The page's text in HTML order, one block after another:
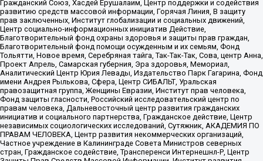
Гражданский Союз, Хасдей Ерушалаим, Центр поддержки и содействия
развитию средств массовой информации, Горячая Линия, В защиту
прав заключенных, Институт глобализации и социальных движений,
Центр социально-информационных инициатив Действие,
Благотворительный фонд охраны здоровья и защиты прав граждан,
Благотворительный фонд помощи осужденным и их семьям, Фонд
Тольятти, Новое время, Серебряная тайга, Так-Так-Так, Сова, центр Анна,
Проект Апрель, Самарская губерния, Эра здоровья, Мемориал,
Аналитический Центр Юрия Левады, Издательство Парк Гагарина, Фонд
имени Андрея Рылькова, Сфера, Центр СИБАЛЬТ, Уральская
правозащитная группа, Женщины Евразии, Институт прав человека,
Фонд защиты гласности, Российский исследовательский центр по
правам человека, Дальневосточный центр развития гражданских
инициатив и социального партнерства, Гражданское действие, Центр
независимых социологических исследований, Сутяжник, АКАДЕМИЯ ПО
ПРАВАМ ЧЕЛОВЕКА, Центр развития некоммерческих организаций,
Частное учреждение в Калининграде Совета Министров северных
стран, Гражданское содействие, Трансперенси Интернешнл-Р, Центр